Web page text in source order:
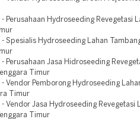
Perusahaan Hydroseeding Revegetasi
Spesialis Hydroseeding Lahan
Perusahaan Jasa Hidroseeding
Timur
Vendor Pemborong Hydroseeding
Timur
Vendor Jasa Hydroseeding Revegetasi
Timur